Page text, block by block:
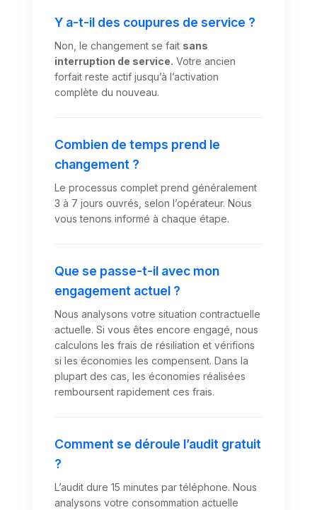
Y a-t-il des coupures de service ?
Non, le changement se fait sans
interruption de service. Votre ancien
forfait reste actif jusqu’à l’activation
complète du nouveau.
Combien de temps prend le
changement ?
Le processus complet prend généralement
3 à 7 jours ouvrés, selon l’opérateur. Nous
vous tenons informé à chaque étape.
Que se passe-t-il avec mon
engagement actuel ?
Nous analysons votre situation contractuelle
actuelle. Si vous êtes encore engagé, nous
calculons les frais de résiliation et vérifions
si les économies les compensent. Dans la
plupart des cas, les économies réalisées
remboursent rapidement ces frais.
Comment se déroule l’audit gratuit
?
L’audit dure 15 minutes par téléphone. Nous
analysons votre consommation actuelle